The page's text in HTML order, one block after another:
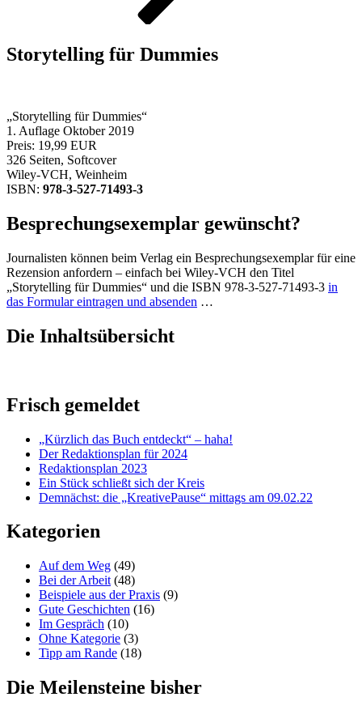
Storytelling für Dummies
„Storytelling für Dummies“
1. Auflage Oktober 2019
Preis: 19,99 EUR
326 Seiten, Softcover
Wiley-VCH, Weinheim
ISBN: 978-3-527-71493-3
Besprechungsexemplar gewünscht?
Journalisten können beim Verlag ein Besprechungsexemplar für eine
Rezension anfordern – einfach bei Wiley-VCH den Titel
„Storytelling für Dummies“ und die ISBN 978-3-527-71493-3 in
das Formular eintragen und absenden …
Die Inhaltsübersicht
Frisch gemeldet
„Kürzlich das Buch entdeckt“ – haha!
Der Redaktionsplan für 2024
Redaktionsplan 2023
Ein Stück schließt sich der Kreis
Demnächst: die „KreativePause“ mittags am 09.02.22
Kategorien
Auf dem Weg (49)
Bei der Arbeit (48)
Beispiele aus der Praxis (9)
Gute Geschichten (16)
Im Gespräch (10)
Ohne Kategorie (3)
Tipp am Rande (18)
Die Meilensteine bisher